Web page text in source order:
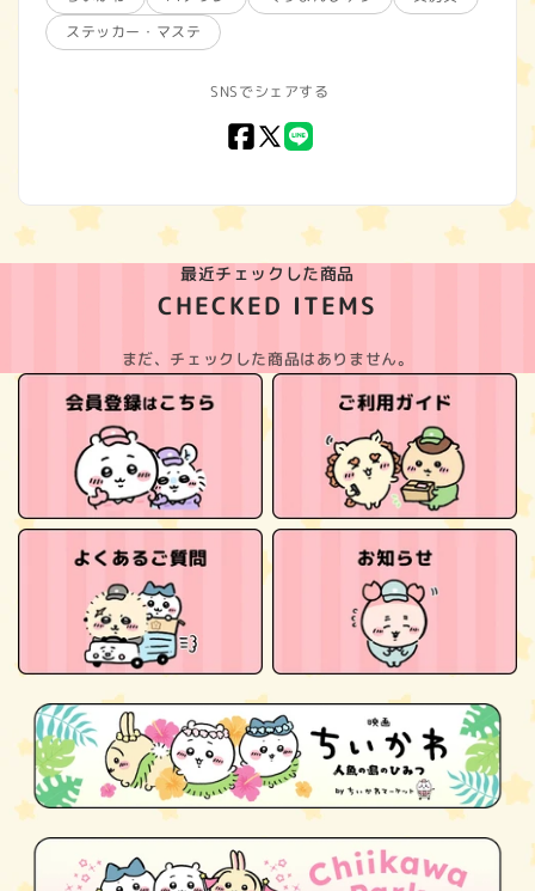
ステッカー・マステ
SNSでシェアする
Facebook
X
最近チェックした商品
CHECKED ITEMS
まだ、チェックした商品はありません。